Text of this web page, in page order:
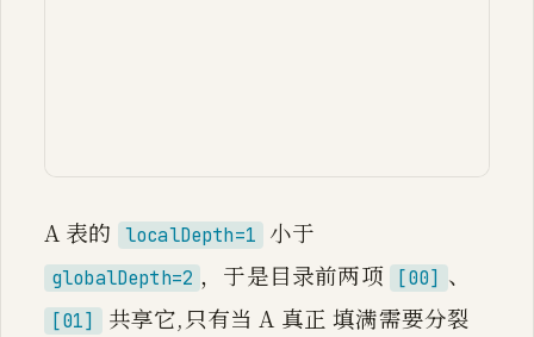
A 表的 localDepth=1 小于
globalDepth=2 ，于是目录前两项 [00] 、
[01] 共享它,只有当 A 真正 填满需要分裂